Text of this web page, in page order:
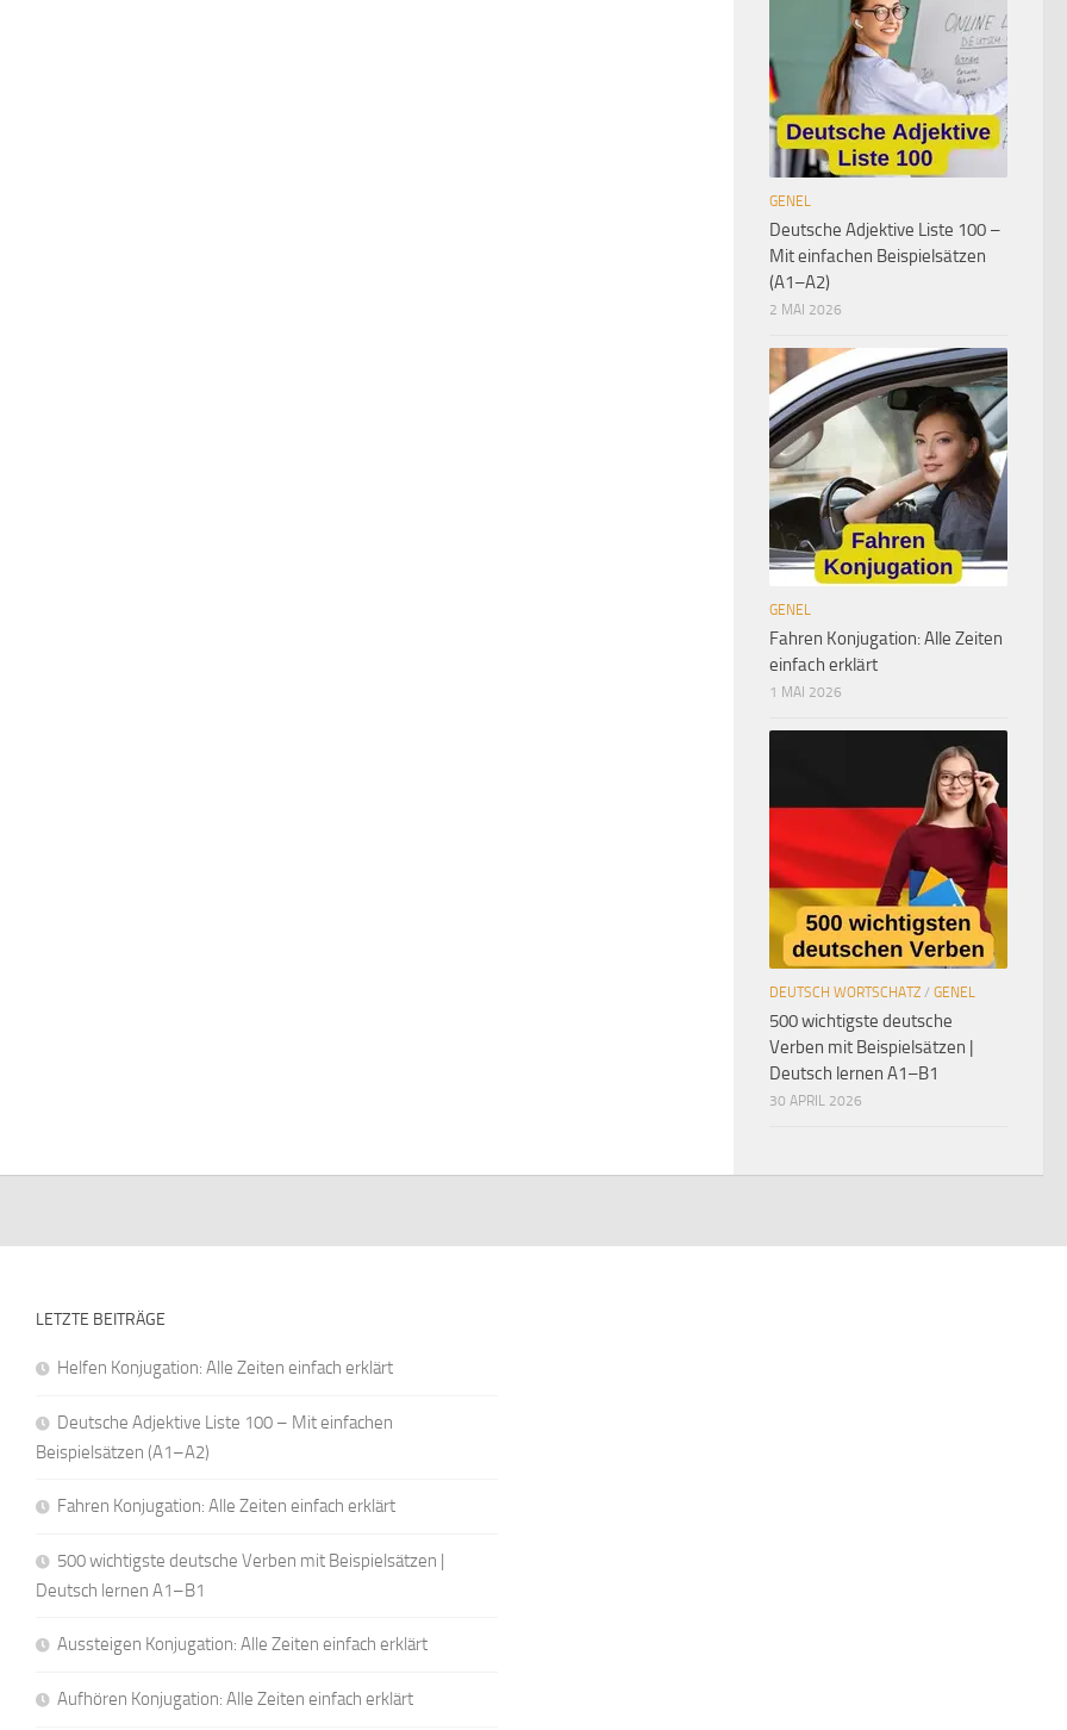
GENEL
Deutsche Adjektive Liste 100 –
Mit einfachen Beispielsätzen
(A1–A2)
2 MAI 2026
GENEL
Fahren Konjugation: Alle Zeiten
einfach erklärt
1 MAI 2026
DEUTSCH WORTSCHATZ / GENEL
500 wichtigste deutsche
Verben mit Beispielsätzen |
Deutsch lernen A1–B1
30 APRIL 2026
LETZTE BEITRÄGE
Helfen Konjugation: Alle Zeiten einfach erklärt
Deutsche Adjektive Liste 100 – Mit einfachen
Beispielsätzen (A1–A2)
Fahren Konjugation: Alle Zeiten einfach erklärt
500 wichtigste deutsche Verben mit Beispielsätzen |
Deutsch lernen A1–B1
Aussteigen Konjugation: Alle Zeiten einfach erklärt
Aufhören Konjugation: Alle Zeiten einfach erklärt